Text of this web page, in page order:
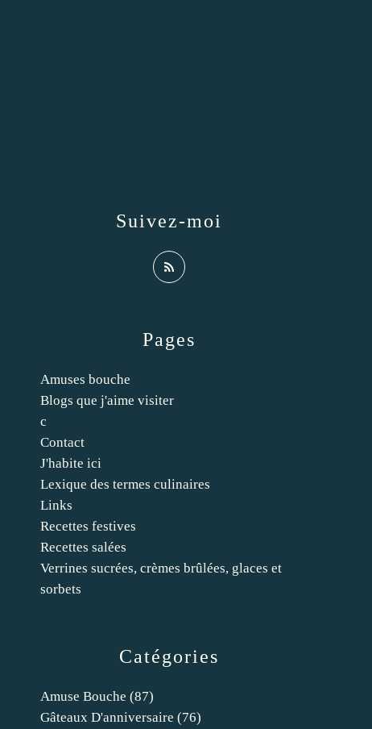
Catégories
Amuse Bouche (87)
Gâteaux D'anniversaire (76)
Pages
Amuses bouche
Blogs que j'aime visiter
c
Contact
J'habite ici
Lexique des termes culinaires
Links
Recettes festives
Recettes salées
Verrines sucrées, crèmes brûlées, glaces et
sorbets
Suivez-moi